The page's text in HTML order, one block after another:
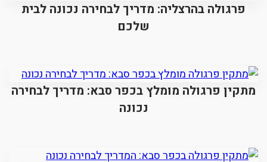
פרגולה בהרצליה: מדריך לבחירה נכונה לבית
שלכם
מתקין פרגולה מומלץ בכפר סבא: מדריך לבחירה
נכונה